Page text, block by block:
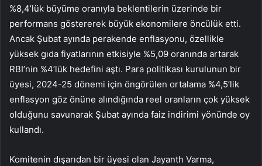
%8,4’lük büyüme oranıyla beklentilerin üzerinde bir
performans göstererek büyük ekonomilere öncülük etti.
Ancak Şubat ayında perakende enflasyonu, özellikle
yüksek gıda fiyatlarının etkisiyle %5,09 oranında artarak
RBI’nin %4’lük hedefini aştı. Para politikası kurulunun bir
üyesi, 2024-25 dönemi için öngörülen ortalama %4,5’lik
enflasyon göz önüne alındığında reel oranların çok yüksek
olduğunu savunarak Şubat ayında faiz indirimi yönünde oy
kullandı.
Komitenin dışarıdan bir üyesi olan Jayanth Varma,